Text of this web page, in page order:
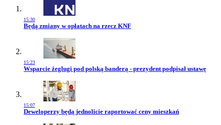
15:30
Przejdź do artykułu:
Będą zmiany w opłatach na rzecz KNF
15:23
Przejdź do artykułu:
Wsparcie żeglugi pod polską banderą - prezydent podpisał ustawę
15:07
Przejdź do artykułu:
Deweloperzy będą jednolicie raportować ceny mieszkań